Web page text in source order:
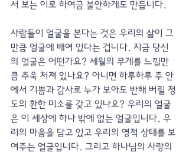
서 보는 이로 하여금 불안하게도 만듭니다.
사람들이 얼굴을 본다는 것은 우리의 삶이 그
만큼 얼굴에 배여 있다는 겁니다. 지금 당신
의 얼굴은 어떤가요? 세월의 무게를 느낄만
큼 추욱 처져 있나요? 아니면 하루하루 주 안
에서 기쁨과 감사로 누가 보아도 반해 버릴 정
도의 환한 미소를 갖고 있나요? 우리의 얼굴
은 이 세상에 하나 밖에 없는 얼굴입니다. 우
리의 마음을 담고 있고 우리의 영적 상태를 보
여주는 얼굴입니다. 그리고 하나님의 사랑의